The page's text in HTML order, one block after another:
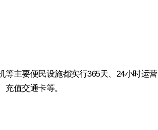
主要便民设施都实行365天、24小时运
值交通卡等。